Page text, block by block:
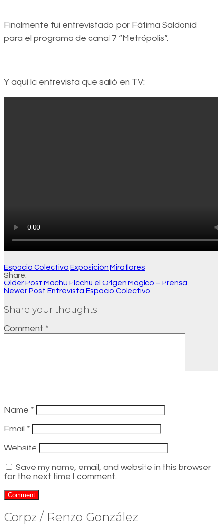
Finalmente fui entrevistado por Fátima Saldonid
para el programa de canal 7 “Metrópolis”.
Y aquí la entrevista que salió en TV:
Espacio Colectivo Exposición Miraflores
Share:
Older Post Machu Picchu el Origen Mágico – Prensa
Newer Post Entrevista Espacio Colectivo
Share your thoughts
Comment *
Name *
Email *
Website
Save my name, email, and website in this browser
for the next time I comment.
Corpz / Renzo González